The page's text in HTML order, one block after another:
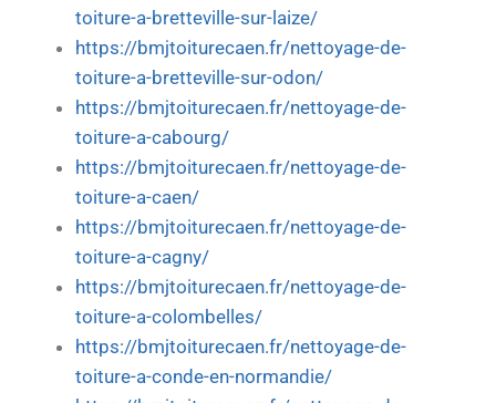
toiture-a-bretteville-sur-laize/
https://bmjtoiturecaen.fr/nettoyage-de-
toiture-a-bretteville-sur-odon/
https://bmjtoiturecaen.fr/nettoyage-de-
toiture-a-cabourg/
https://bmjtoiturecaen.fr/nettoyage-de-
toiture-a-caen/
https://bmjtoiturecaen.fr/nettoyage-de-
toiture-a-cagny/
https://bmjtoiturecaen.fr/nettoyage-de-
toiture-a-colombelles/
https://bmjtoiturecaen.fr/nettoyage-de-
toiture-a-conde-en-normandie/